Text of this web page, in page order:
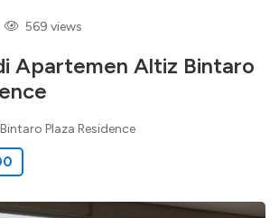
569 views
Apartemen Altiz Bintaro
Plaza Residence